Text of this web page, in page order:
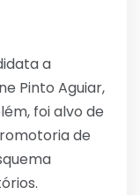
a
Pinto Aguiar,
foi alvo de
de